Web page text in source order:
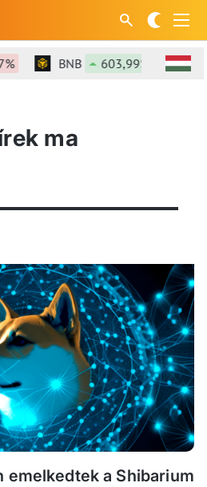
BNB 603,99$ +1,56%
ma
emelkedtek a Shibarium